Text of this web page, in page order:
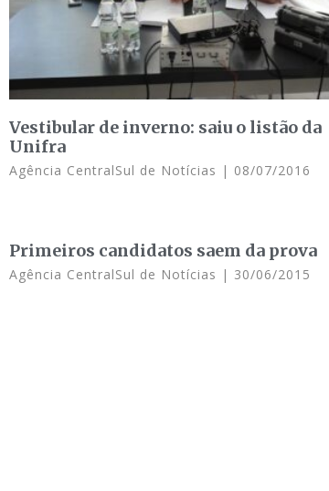
Vestibular de inverno: saiu o listão da
Unifra
Agência CentralSul de Notícias 08/07/2016
Primeiros candidatos saem da prova
Agência CentralSul de Notícias 30/06/2015